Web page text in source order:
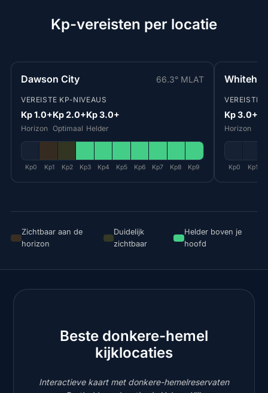
Kp-vereisten per locatie
Dawson City 66.3° MLAT
VEREISTE KP-NIVEAUS
Kp 1.0+
Horizon
Kp 2.0+
Optimaal
Kp 3.0+
Helder
Kp0 Kp1 Kp2 Kp3 Kp4 Kp5 Kp6 Kp7 Kp8 Kp9
VEREISTE
Kp 3.0+
Horizon
Kp0 Kp1
Zichtbaar aan de
horizon
Duidelijk
zichtbaar
Helder boven je
hoofd
Beste donkere-hemel
kijklocaties
Interactieve kaart met donkere-hemelreservaten